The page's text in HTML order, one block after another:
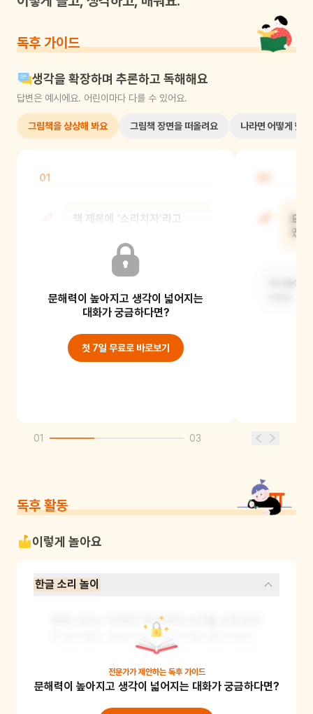
독후 가이드
생각을 확장하며 추론하고 독해해요
답변은 예시에요. 어린이마다 다를 수 있어요.
그림책을 상상해 봐요 그림책 장면을 떠올려요 나라면 어떻게 했
01
책 제목에 '소리치자'라고
치는 걸까?
아마도 '가나다'라는 한글 소리를 크게
외치는 것 같아요.
문해력이 높아지고 생각이 넓어지는
대화가 궁금하다면?
첫 7일 무료로 바로보기
표
있
아이들이
01 03
독후 활동
이렇게 놀아요
한글 소리 놀이
책에 나오는 '가'부터 '하'까지의 소리를 크게 외치
며 놀이해요. 양육자가 먼저 소리를 내면 어린이
가 따라 하고, 그 다음엔 어린이가 소리를 내면 양
육자가 따라 하는 식으로 주고받기 놀이를 해보세
요. 소리의 크기나 높낮이를 다양하게 바꿔가며
해보면 더 재미있어요. 이 놀이를 통해 어린이는
전문가가 제안하는 독후 가이드
문해력이 높아지고 생각이 넓어지는 대화가 궁금하다면?